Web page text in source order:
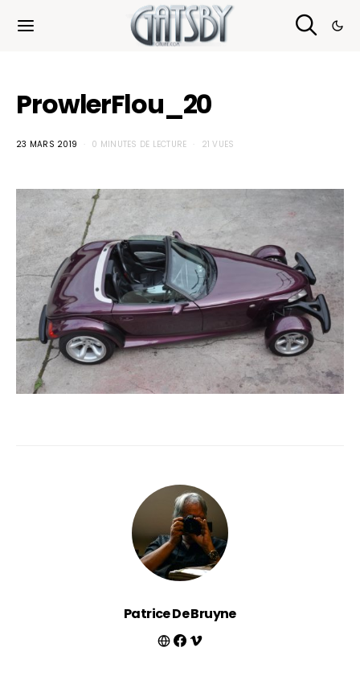
ProwlerFlou_20
23 MARS 2019 0 MINUTES DE LECTURE 21 VUES
Patrice De Bruyne
Cookies management panel